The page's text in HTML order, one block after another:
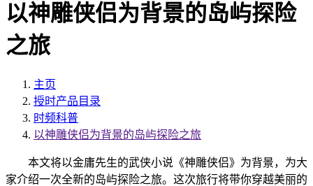
以神雕侠侣为背景的岛屿探险
之旅
主页
授时产品目录
时频科普
以神雕侠侣为背景的岛屿探险之旅
本文将以金庸先生的武侠小说《神雕侠侣》为背景，为大
家介绍一次全新的岛屿探险之旅。这次旅行将带你穿越美丽的